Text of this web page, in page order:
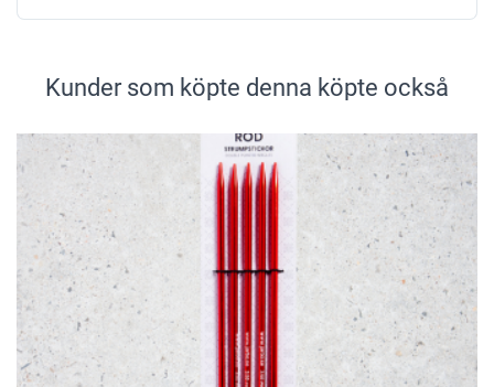
Kunder som köpte denna köpte också